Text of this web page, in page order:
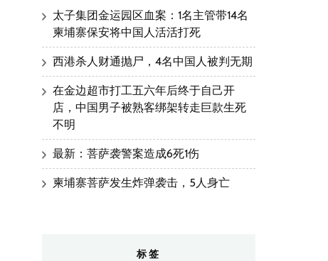
太子集团金运园区血案：1名主管带14名
柬埔寨保安将中国人活活打死
西港杀人财通抛尸，4名中国人被判无期
在金边超市打工五六年后终于自己开
店，中国男子被熟客绑架转走巨款生死
不明
最新：菩萨袭警案造成6死1伤
柬埔寨菩萨发生炸弹袭击，5人身亡
标签